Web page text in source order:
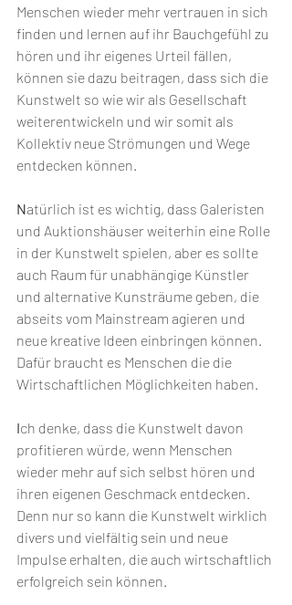
Menschen wieder mehr vertrauen in sich
finden und lernen auf ihr Bauchgefühl zu
hören und ihr eigenes Urteil fällen,
können sie dazu beitragen, dass sich die
Kunstwelt so wie wir als Gesellschaft
weiterentwickeln und wir somit als
Kollektiv neue Strömungen und Wege
entdecken können.
Natürlich ist es wichtig, dass Galeristen
und Auktionshäuser weiterhin eine Rolle
in der Kunstwelt spielen, aber es sollte
auch Raum für unabhängige Künstler
und alternative Kunsträume geben, die
abseits vom Mainstream agieren und
neue kreative Ideen einbringen können.
Dafür braucht es Menschen die die
Wirtschaftlichen Möglichkeiten haben.
Ich denke, dass die Kunstwelt davon
profitieren würde, wenn Menschen
wieder mehr auf sich selbst hören und
ihren eigenen Geschmack entdecken.
Denn nur so kann die Kunstwelt wirklich
divers und vielfältig sein und neue
Impulse erhalten, die auch wirtschaftlich
erfolgreich sein können.